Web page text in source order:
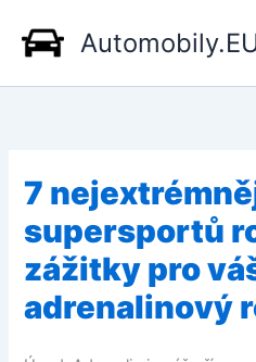
obsah
7
supersportů
zážitky pro
adrenalinový